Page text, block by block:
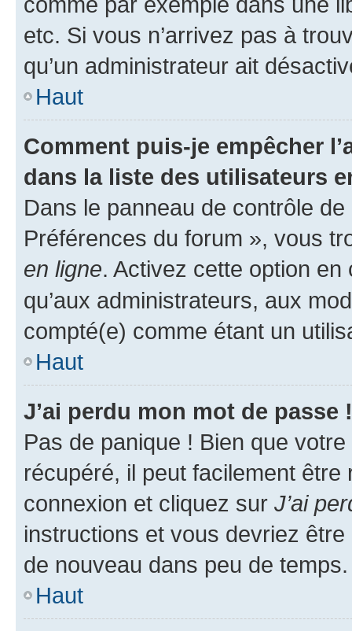
etc. Si vous n’arrivez pas à
qu’un administrateur ait
Haut
Comment puis-je empêcher
dans la liste des utilisateurs
Dans le panneau de contrôle
Préférences du forum », vous
en ligne. Activez cette option
qu’aux administrateurs, aux
compté(e) comme étant un
Haut
J’ai perdu mon mot de passe !
Pas de panique ! Bien que
récupéré, il peut facilement
connexion et cliquez sur J’ai
instructions et vous devriez
de nouveau dans peu de temps.
Haut